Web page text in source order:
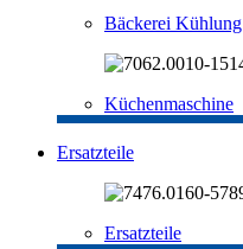
Bäckerei Kühlung
Küchenmaschine
Ersatzteile
Ersatzteile